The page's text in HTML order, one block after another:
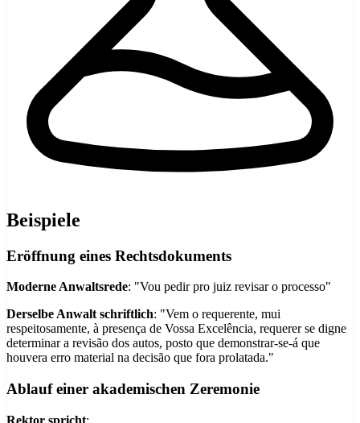
Beispiele
Eröffnung eines Rechtsdokuments
Moderne Anwaltsrede: "Vou pedir pro juiz revisar o processo"
Derselbe Anwalt schriftlich: "Vem o requerente, mui
respeitosamente, à presença de Vossa Excelência, requerer se digne
determinar a revisão dos autos, posto que demonstrar-se-á que
houvera erro material na decisão que fora prolatada."
Ablauf einer akademischen Zeremonie
Rektor spricht: